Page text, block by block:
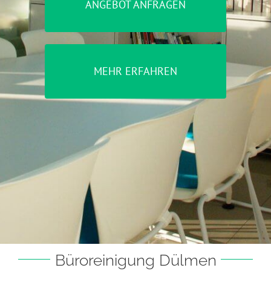
ANGEBOT ANFRAGEN
MEHR ERFAHREN
Büroreinigung Dülmen